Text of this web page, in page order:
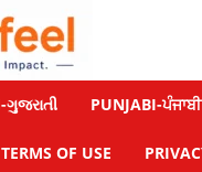
ગુજરાતી PUNJABI-ਪੰਜਾਬੀ
TERMS OF USE